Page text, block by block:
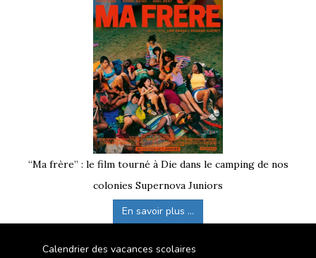
“Ma frère” : le film tourné à Die dans le camping de nos
colonies Supernova Juniors
En savoir plus ...
Calendrier des vacances scolaires